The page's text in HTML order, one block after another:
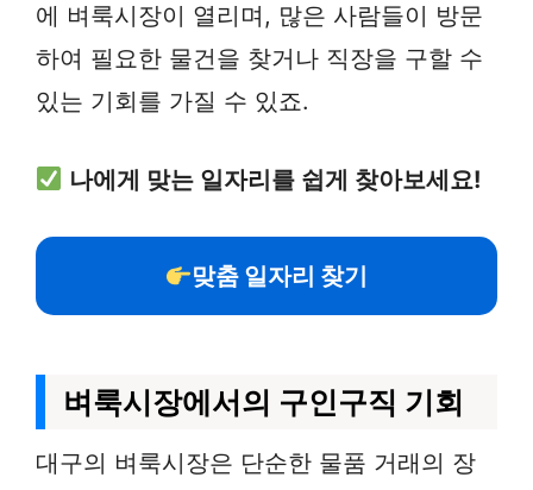
에 벼룩시장이 열리며, 많은 사람들이 방문
하여 필요한 물건을 찾거나 직장을 구할 수
있는 기회를 가질 수 있죠.
나에게 맞는 일자리를 쉽게 찾아보세요!
맞춤 일자리 찾기
벼룩시장에서의 구인구직 기회
대구의 벼룩시장은 단순한 물품 거래의 장